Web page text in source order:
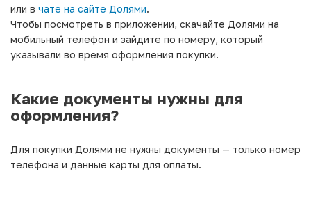
или в чате на сайте Долями.
Чтобы посмотреть в приложении, скачайте Долями на
мобильный телефон и зайдите по номеру, который
указывали во время оформления покупки.
Какие документы нужны для
оформления?
Для покупки Долями не нужны документы — только номер
телефона и данные карты для оплаты.